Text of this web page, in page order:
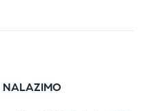
NALAZIMO